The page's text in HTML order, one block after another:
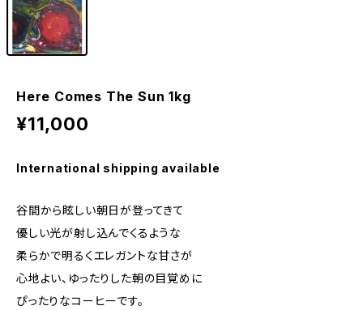
Here Comes The Sun 1kg
¥11,000
International shipping available
谷間から眩しい朝日が登ってきて
優しい光が射し込んでくるような
柔らかで明るくエレガントな甘さが
心地よい、ゆったりした朝の目覚めに
ぴったりなコーヒーです。